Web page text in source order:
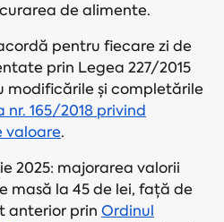
de alimente.
pentru fiecare zi de
prin Legea 227/2015
modificările și completările
nr. 165/2018 privind
valoare.
2025: majorarea valorii
masă la 45 de lei, față de
anterior prin Ordinul